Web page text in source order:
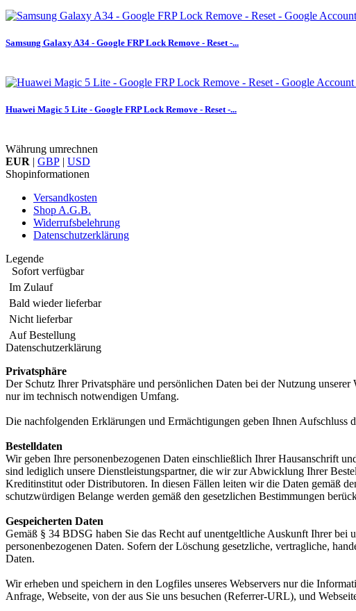
Samsung Galaxy A34 - Google FRP Lock Remove - Reset -...
Huawei Magic 5 Lite - Google FRP Lock Remove - Reset -...
Währung umrechnen
EUR | GBP | USD
Shopinformationen
Versandkosten
Shop A.G.B.
Widerrufsbelehrung
Datenschutzerklärung
Legende
Sofort verfügbar
Im Zulauf
Bald wieder lieferbar
Nicht lieferbar
Auf Bestellung
Datenschutzerklärung
Privatsphäre
Der Schutz Ihrer Privatsphäre und persönlichen Daten bei der Nutzung
nur im technisch notwendigen Umfang.
Die nachfolgenden Erklärungen und Ermächtigungen geben Ihnen
Bestelldaten
Wir geben Ihre personenbezogenen Daten einschließlich Ihrer Hausanschrift
sind lediglich unsere Dienstleistungspartner, die wir zur Abwicklung Ihrer
Kreditinstitut oder Distributoren. In diesen Fällen leiten wir die Daten gemäß
schutzwürdigen Belange werden gemäß den gesetzlichen Bestimmungen
Gespeicherten Daten
Gemäß § 34 BDSG haben Sie das Recht auf unentgeltliche Auskunft Ihrer
personenbezogenen Daten. Sofern der Löschung gesetzliche, vertragliche,
Daten.
Wir erheben und speichern in den Logfiles unseres Webservers nur die
Anfrage, Webseite, von der aus Sie uns besuchen (Referrer-URL), und